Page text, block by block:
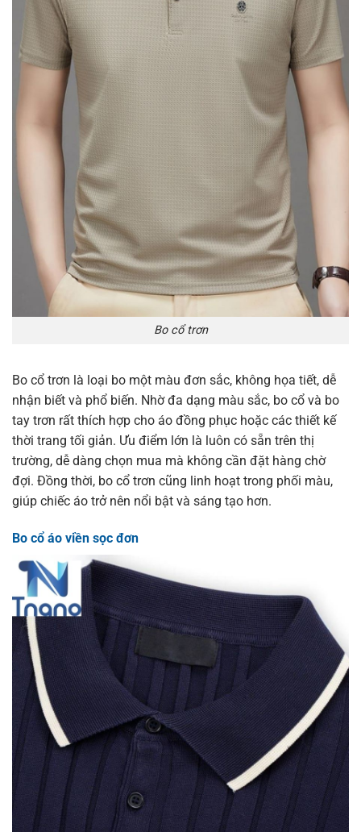
Bo cổ trơn
Bo cổ trơn là loại bo một màu đơn sắc, không họa tiết, dễ
nhận biết và phổ biến. Nhờ đa dạng màu sắc, bo cổ và bo
tay trơn rất thích hợp cho áo đồng phục hoặc các thiết kế
thời trang tối giản. Ưu điểm lớn là luôn có sẵn trên thị
trường, dễ dàng chọn mua mà không cần đặt hàng chờ
đợi. Đồng thời, bo cổ trơn cũng linh hoạt trong phối màu,
giúp chiếc áo trở nên nổi bật và sáng tạo hơn.
Bo cổ áo viền sọc đơn